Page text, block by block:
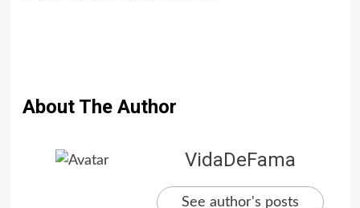
About The Author
VidaDeFama
See author's posts